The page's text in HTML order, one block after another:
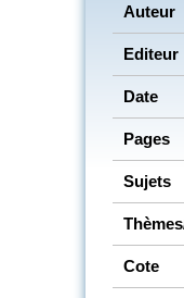
Auteur
Editeur
Date
Pages
Sujets
Cote